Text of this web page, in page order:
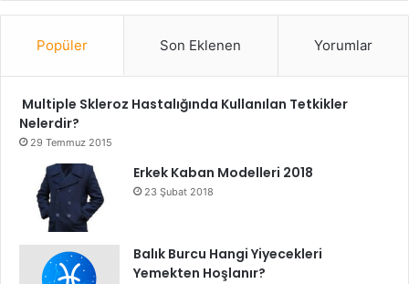
Popüler Son Eklenen Yorumlar
Multiple Skleroz Hastalığında Kullanılan Tetkikler
Nelerdir?
29 Temmuz 2015
Erkek Kaban Modelleri 2018
23 Şubat 2018
Balık Burcu Hangi Yiyecekleri
Yemekten Hoşlanır?